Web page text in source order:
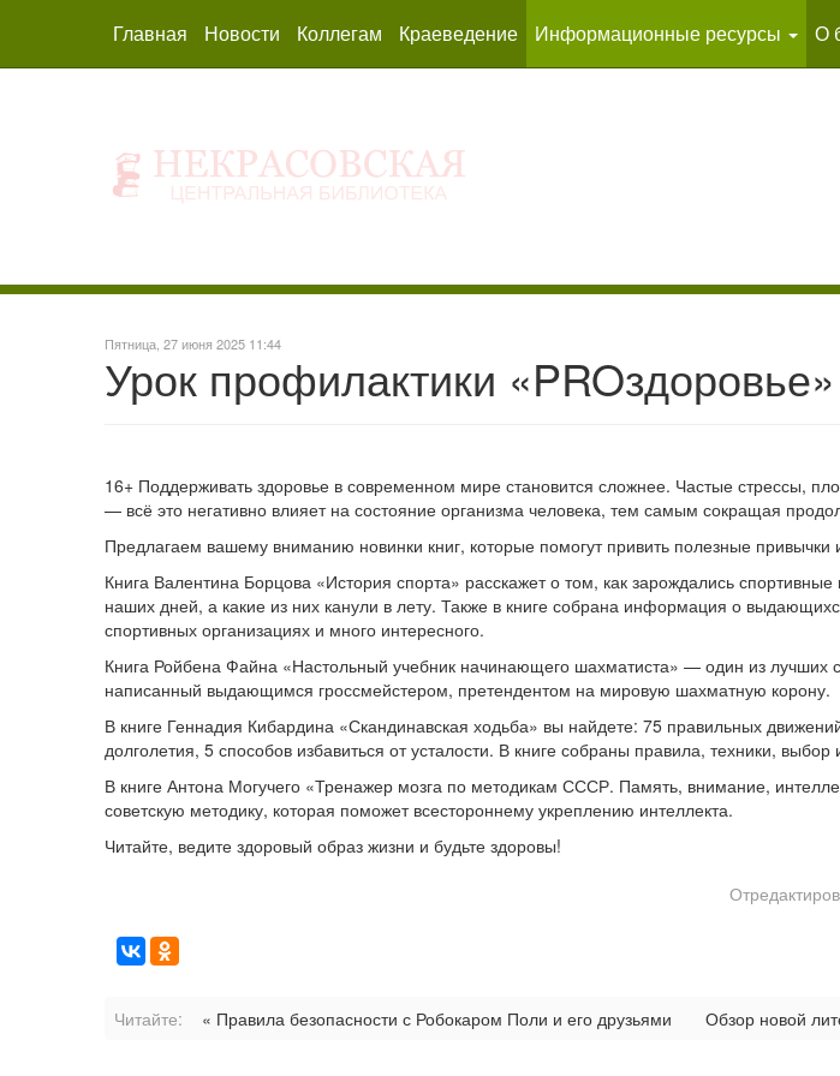
Главная Новости Коллегам Краеведение Информационные ресурсы О
Пятница, 27 июня 2025 11:44
Урок профилактики «PROздоровье»
16+ Поддерживать здоровье в современном мире становится сложнее. Частые стрессы,
— всё это негативно влияет на состояние организма человека, тем самым сокращая
Предлагаем вашему вниманию новинки книг, которые помогут привить полезные привычки
Книга Валентина Борцова «История спорта» расскажет о том, как зарождались
наших дней, а какие из них канули в лету. Также в книге собрана информация о
спортивных организациях и много интересного.
Книга Ройбена Файна «Настольный учебник начинающего шахматиста» — один из лучших
написанный выдающимся гроссмейстером, претендентом на мировую шахматную корону.
В книге Геннадия Кибардина «Скандинавская ходьба» вы найдете: 75 правильных
долголетия, 5 способов избавиться от усталости. В книге собраны правила, техники,
В книге Антона Могучего «Тренажер мозга по методикам СССР. Память, внимание,
советскую методику, которая поможет всестороннему укреплению интеллекта.
Читайте, ведите здоровый образ жизни и будьте здоровы!
Читайте: « Правила безопасности с Робокаром Поли и его друзьями Обзор новой